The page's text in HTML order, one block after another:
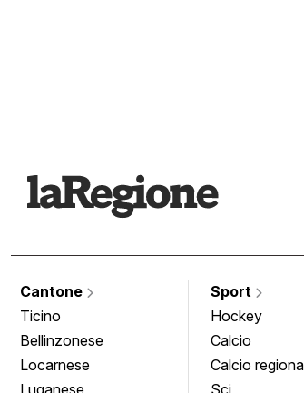
Cantone
Ticino
Bellinzonese
Locarnese
Luganese
Sport
Hockey
Calcio
Calcio
Sci